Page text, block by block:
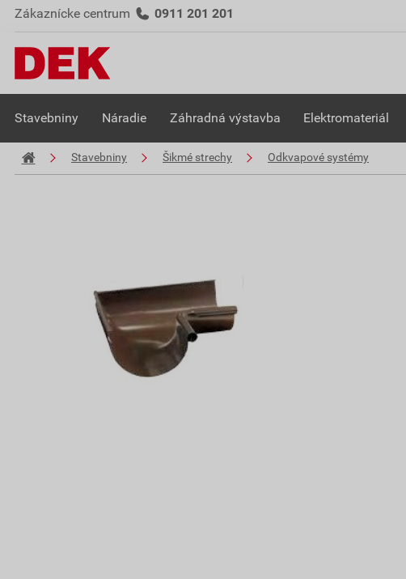
Zákaznícke centrum 0911 201 201
Stavebniny Náradie Záhradná výstavba Elektromateriál
Stavebniny Šikmé strechy Odkvapové systémy